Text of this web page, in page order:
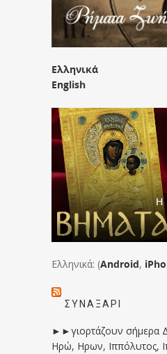
Ελληνικά
English
Ελληνικά: (Android,
ΣΥΝΑΞΆΡΙ
►►γιορτάζουν σήμερα
Ηρώ, Ηρων, Ιππόλυτος,